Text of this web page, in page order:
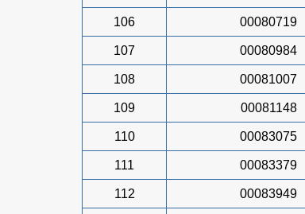
106 00080719
107 00080984
108 00081007
109 00081148
110 00083075
111 00083379
112 00083949